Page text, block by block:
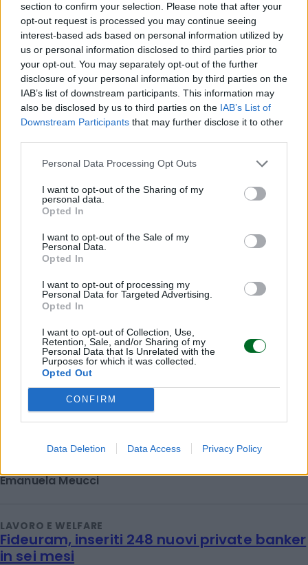
section to confirm your selection. Please note that after your
opt-out request is processed you may continue seeing
interest-based ads based on personal information utilized by
us or personal information disclosed to third parties prior to
your opt-out. You may separately opt-out of the further
disclosure of your personal information by third parties on the
IAB’s list of downstream participants. This information may
also be disclosed by us to third parties on the IAB’s List of
Downstream Participants that may further disclose it to other
Personal Data Processing Opt Outs
I want to opt-out of the Sharing of my
personal data.
Opted In
I want to opt-out of the Sale of my
Personal Data.
Opted In
I want to opt-out of processing my
Personal Data for Targeted Advertising.
Opted In
I want to opt-out of Collection, Use,
Retention, Sale, and/or Sharing of my
Personal Data that Is Unrelated with the
Purposes for which it was collected.
Opted Out
CONFIRM
Data Deletion Data Access Privacy Policy
LEGGI ANCHE
L'Inps presenta i risultati del piano
straordinario anti caporalato
Emanuela Meucci
LAVORO E WELFARE
Fideuram, inseriti 248 nuovi private banker
in sei mesi